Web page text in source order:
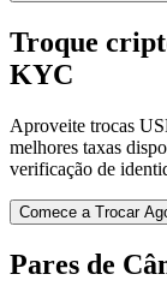
Troque
KYC
Aproveite trocas
melhores taxas
verificação de
Comece a Trocar
Pares de